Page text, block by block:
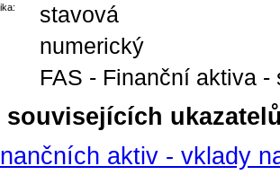
stavová
numerický
FAS - Finanční aktiva -
souvisejících
aktiv - vklady